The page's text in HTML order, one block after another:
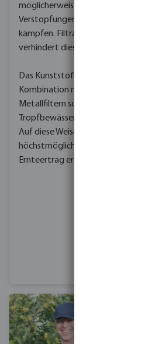
möglicherweise mit
Verstopfungen zu
kämpfen. Filtration
verhindert dies.
Das Kunststoffsystem in
Kombination mit
Metallfiltern schützt das
Tropfbewässerungssystem.
Auf diese Weise wird der
höchstmögliche
Ernteertrag erzielt.